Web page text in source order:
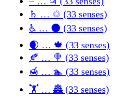
♄ … ♲ (33 senses)
♿ … 🌑 (33 senses)
🌒 … 🍁 (33 senses)
🍂 … 🍭 (33 senses)
🍯 … 🏊 (33 senses)
🏋 … 🏯 (33 senses)